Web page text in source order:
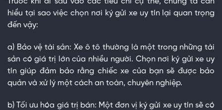
hiểu tại sao việc chọn nơi ký gửi xe uy tín lại quan trọng
đến vậy:
a) Bảo vệ tài sản: Xe ô tô thường là một trong những tài
sản có giá trị lớn của nhiều người. Chọn nơi ký gửi xe uy
tín giúp đảm bảo rằng chiếc xe của bạn sẽ được bảo
quản và xử lý một cách an toàn, chuyên nghiệp.
b) Tối ưu hóa giá trị bán: Một đơn vị ký gửi xe uy tín sẽ có